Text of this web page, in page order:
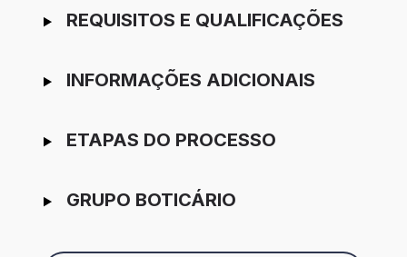
REQUISITOS E QUALIFICAÇÕES
INFORMAÇÕES ADICIONAIS
ETAPAS DO PROCESSO
GRUPO BOTICÁRIO